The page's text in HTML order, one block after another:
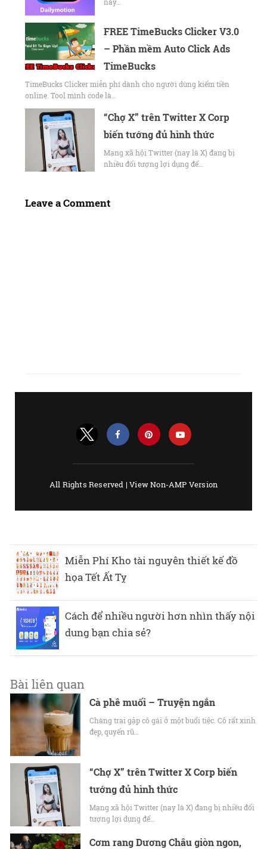
Miễn Phí Kho tài nguyên thiết kế đồ
họa Tết Ất Tỵ
Cách để nhiều người hơn nhìn thấy nội
dung bạn chia sẻ?
Bài liên quan
Cà phê muối – Truyện ngắn
Chàng trai gặp cô gái ở một buổi tiệc. Cô rất xinh
đẹp, quyến rũ…
“Chợ X” trên Twitter X Corp biến
tướng đủ hình thức
Mạng xã hội Twitter (nay là X) đang bị nhiều đối
tượng lợi dụng để…
Cơm rang Dương Châu giòn ngon,